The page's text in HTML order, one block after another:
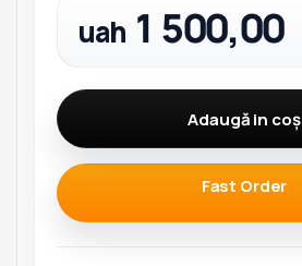
uah 1 500,00
Adaugă in coş
Fast Order